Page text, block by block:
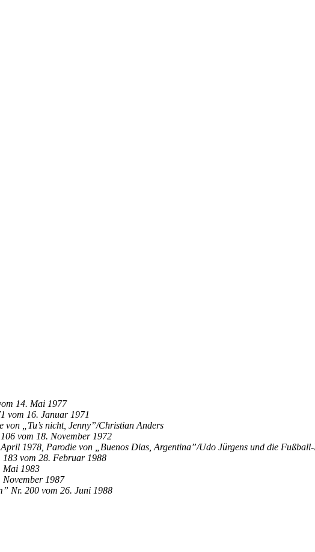
14. Mai 1977
vom 16. Januar 1971
„Tu’s nicht, Jenny”/Christian Anders
vom 18. November 1972
April 1978, Parodie von „Buenos Dias, Argentina”/Udo Jürgens und die
183 vom 28. Februar 1988
Mai 1983
November 1987
Nr. 200 vom 26. Juni 1988